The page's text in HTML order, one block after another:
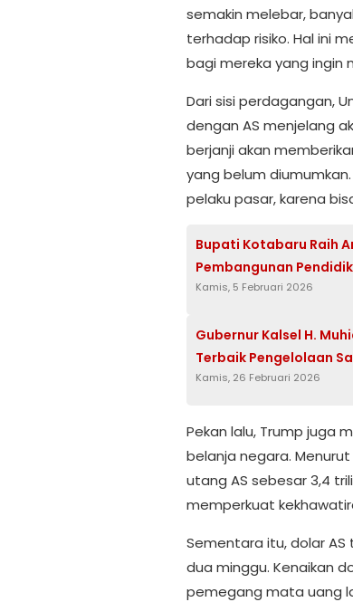
semakin melebar,
terhadap risiko. Hal ini
bagi mereka yang ingin
Dari sisi perdagangan,
dengan AS menjelang
berjanji akan
yang belum
pelaku pasar, karena
Bupati Kotabaru Raih
Pembangunan
Kamis, 5 Februari 2026
Gubernur Kalsel H.
Terbaik Pengelolaan
Kamis, 26 Februari 2026
Pekan lalu, Trump juga
belanja negara.
utang AS sebesar 3,4
memperkuat
Sementara itu, dolar
dua minggu. Kenaikan
pemegang mata uang